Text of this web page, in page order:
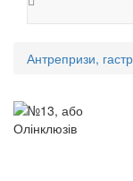
Антрепризи,